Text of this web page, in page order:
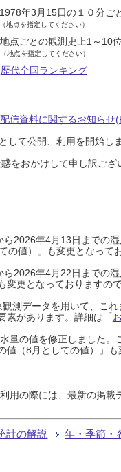
1978年3月15日の１０分ご
（地点を指定してください）
地点ごとの観測史上1～10
（地点を指定してください）
歴代全国ランキング
配信資料に関するお知らせ
て公開、利用を開始し
をおかけして申し訳ござ
2026年4月13日までの
値）」も変更となって
2026年4月22日までの
更となっておりますの
測データを用いて、こ
素があります。詳細は「
量の値を修正しました。
値（8月としての値）」
の際には、最新の掲載
計の解説 年・季節・